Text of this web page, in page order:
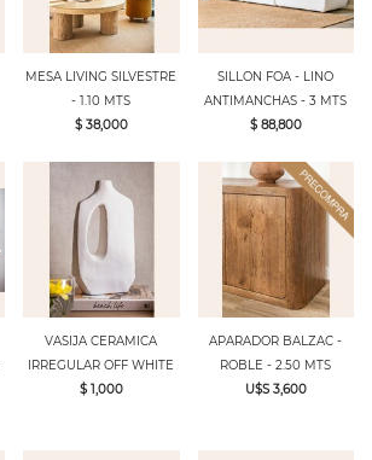
MESA LIVING SILVESTRE
- 1.10 MTS
$ 38,000
SILLON FOA - LINO
ANTIMANCHAS - 3 MTS
$ 88,800
VASIJA CERAMICA
IRREGULAR OFF WHITE
$ 1,000
APARADOR BALZAC -
ROBLE - 2.50 MTS
U$S 3,600